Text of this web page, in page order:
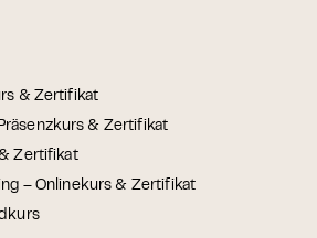
& Zertifikat
& Zertifikat
Zertifikat
– Onlinekurs & Zertifikat